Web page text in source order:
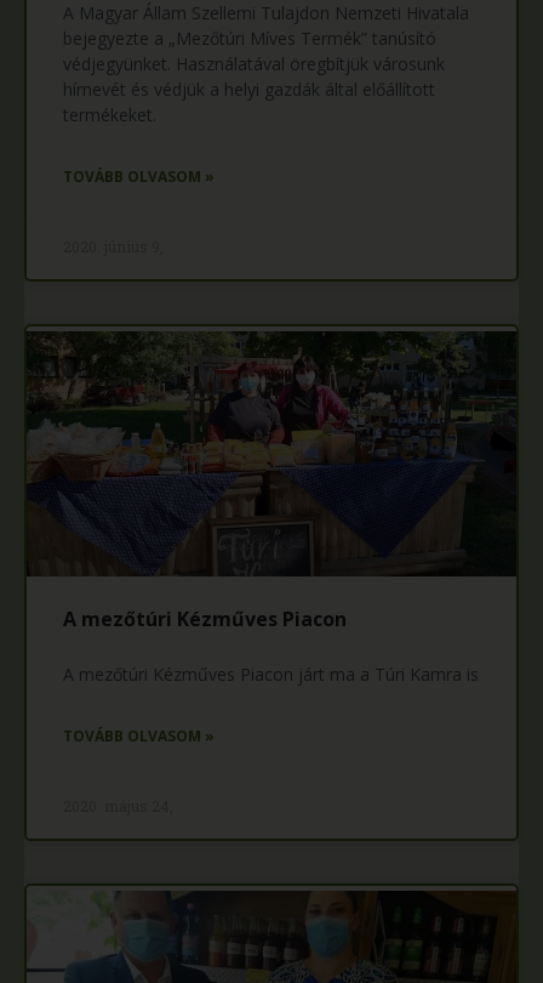
A Magyar Állam Szellemi Tulajdon Nemzeti Hivatala
bejegyezte a „Mezőtúri Míves Termék” tanúsító
védjegyünket. Használatával öregbítjük városunk
hírnevét és védjük a helyi gazdák által előállított
termékeket.
TOVÁBB OLVASOM »
A mezőtúri Kézműves Piacon
A mezőtúri Kézműves Piacon járt ma a Túri Kamra is
TOVÁBB OLVASOM »